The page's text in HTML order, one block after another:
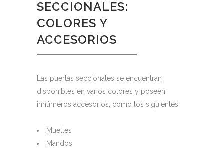
SECCIONALES:
COLORES Y
ACCESORIOS
Las puertas seccionales se encuentran
disponibles en varios colores y poseen
innúmeros accesorios, como los siguientes:
Muelles
Mandos